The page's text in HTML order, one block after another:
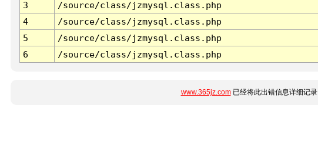
3
/source/class/jzmysql.class.php
4
/source/class/jzmysql.class.php
5
/source/class/jzmysql.class.php
6
/source/class/jzmysql.class.php
www.365jz.com已经将此出错信息详细记